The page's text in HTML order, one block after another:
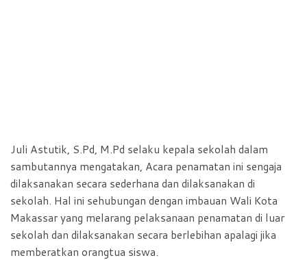
Juli Astutik, S.Pd, M.Pd selaku kepala sekolah dalam
sambutannya mengatakan, Acara penamatan ini sengaja
dilaksanakan secara sederhana dan dilaksanakan di
sekolah. Hal ini sehubungan dengan imbauan Wali Kota
Makassar yang melarang pelaksanaan penamatan di luar
sekolah dan dilaksanakan secara berlebihan apalagi jika
memberatkan orangtua siswa.